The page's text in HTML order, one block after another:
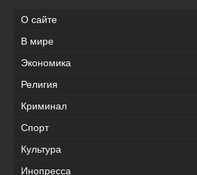
О сайте
В мире
Экономика
Религия
Криминал
Спорт
Культура
Инопресса